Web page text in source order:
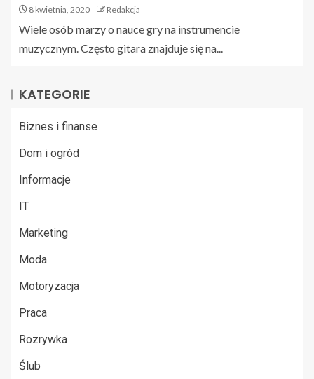
8 kwietnia, 2020 Redakcja
Wiele osób marzy o nauce gry na instrumencie
muzycznym. Często gitara znajduje się na...
KATEGORIE
Biznes i finanse
Dom i ogród
Informacje
IT
Marketing
Moda
Motoryzacja
Praca
Rozrywka
Ślub